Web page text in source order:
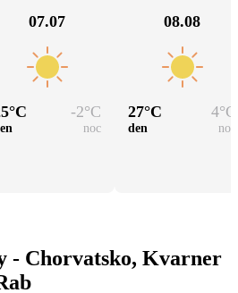
07.07
°C -2°C
noc
08.08
27°C 4°C
den noc
- Chorvatsko, Kvarner